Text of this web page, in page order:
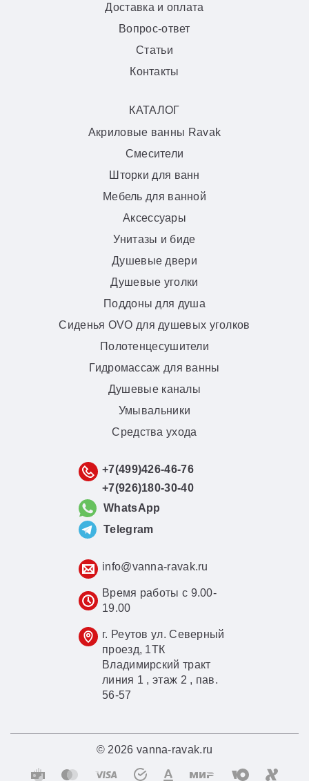
Доставка и оплата
Вопрос-ответ
Статьи
Контакты
КАТАЛОГ
Акриловые ванны Ravak
Смесители
Шторки для ванн
Мебель для ванной
Аксессуары
Унитазы и биде
Душевые двери
Душевые уголки
Поддоны для душа
Сиденья OVO для душевых уголков
Полотенцесушители
Гидромассаж для ванны
Душевые каналы
Умывальники
Средства ухода
+7(499)426-46-76
+7(926)180-30-40
WhatsApp
Telegram
info@vanna-ravak.ru
Время работы с 9.00-
19.00
г. Реутов ул. Северный
проезд, 1ТК
Владимирский тракт
линия 1 , этаж 2 , пав.
56-57
© 2026 vanna-ravak.ru